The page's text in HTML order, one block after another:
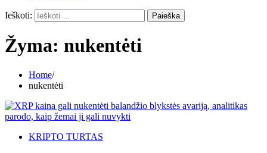
Ieškoti:
Žyma: nukentėti
Home
nukentėti
KRIPTO TURTAS